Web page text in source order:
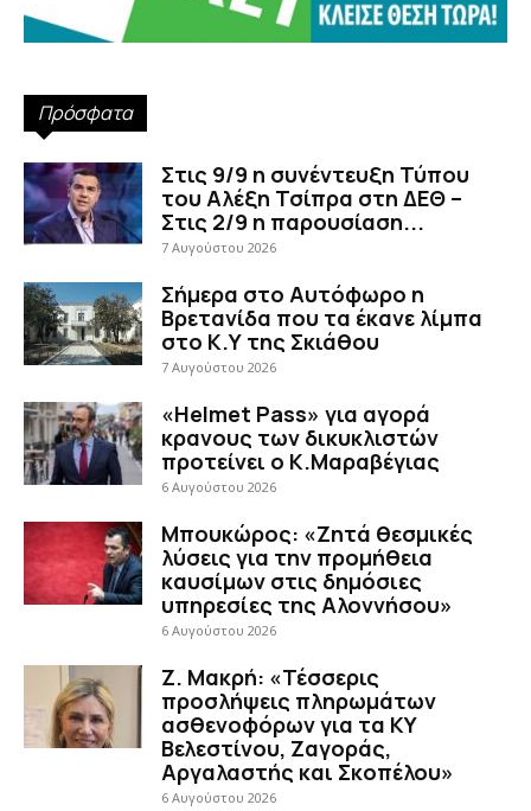
Πρόσφατα
Στις 9/9 η συνέντευξη Τύπου
του Αλέξη Τσίπρα στη ΔΕΘ –
Στις 2/9 η παρουσίαση...
7 Αυγούστου 2026
Σήμερα στο Αυτόφωρο η
Βρετανίδα που τα έκανε λίμπα
στο Κ.Υ της Σκιάθου
7 Αυγούστου 2026
«Helmet Pass» για αγορά
κρανους των δικυκλιστών
προτείνει ο Κ.Μαραβέγιας
6 Αυγούστου 2026
Μπουκώρος: «Ζητά θεσμικές
λύσεις για την προμήθεια
καυσίμων στις δημόσιες
υπηρεσίες της Αλοννήσου»
6 Αυγούστου 2026
Ζ. Μακρή: «Τέσσερις
προσλήψεις πληρωμάτων
ασθενοφόρων για τα ΚΥ
Βελεστίνου, Ζαγοράς,
Αργαλαστής και Σκοπέλου»
6 Αυγούστου 2026